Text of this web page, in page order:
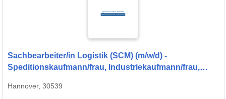
Sachbearbeiter/in Logistik (SCM) (m/w/d) -
Speditionskaufmann/frau, Industriekaufmann/frau,
Außenhandelsmanagement
Hannover, 30539